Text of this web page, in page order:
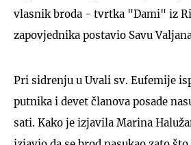
vlasnik broda - tvrtka "Dami" iz
zapovjednika postavio Savu
Pri sidrenju u Uvali sv. Eufemije
putnika i devet članova posade
sati. Kako je izjavila Marina